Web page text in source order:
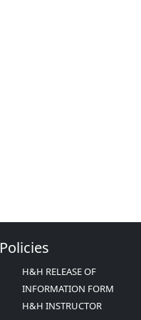
Policies
H&H RELEASE OF
INFORMATION FORM
H&H INSTRUCTOR